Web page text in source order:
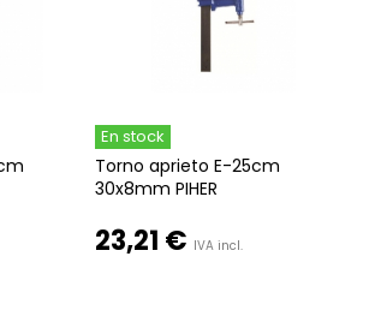
En stock
Torno aprieto E-25cm
30x8mm PIHER
23,21 € IVA incl.